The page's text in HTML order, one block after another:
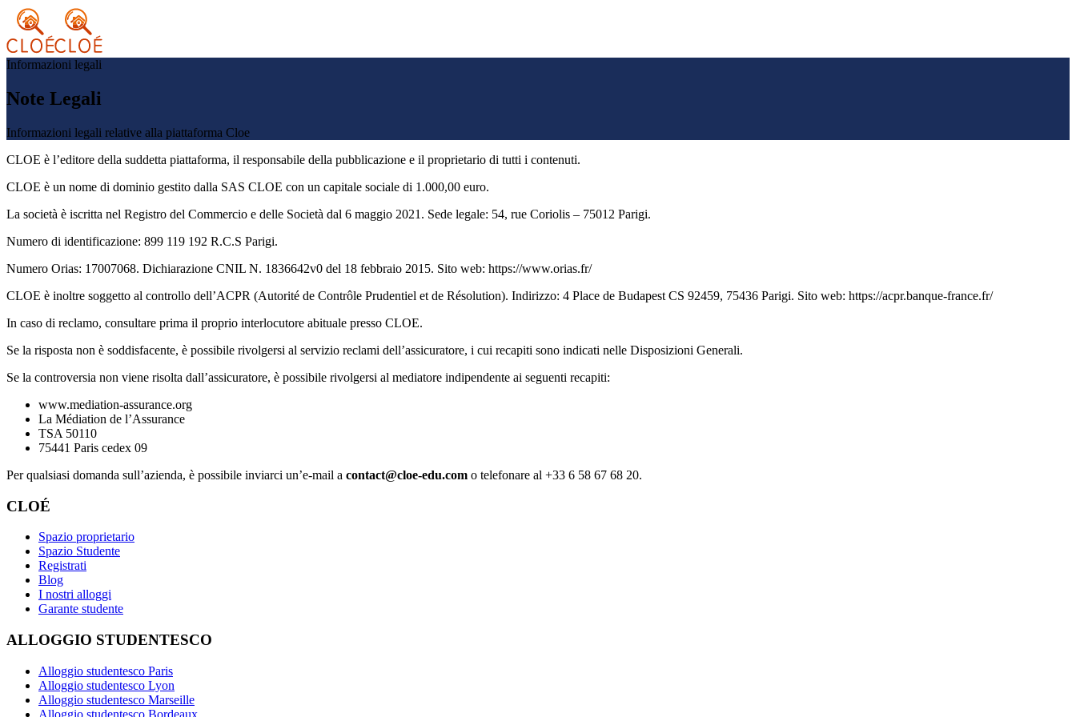
Informazioni legali
Note Legali
Informazioni legali relative alla piattaforma Cloe
CLOE è l’editore della suddetta piattaforma, il responsabile della pubblicazione e il proprietario di tutti i contenuti.
CLOE è un nome di dominio gestito dalla SAS CLOE con un capitale sociale di 1.000,00 euro.
La società è iscritta nel Registro del Commercio e delle Società dal 6 maggio 2021. Sede legale: 54, rue Coriolis – 75012 Parigi.
Numero di identificazione: 899 119 192 R.C.S Parigi.
Numero Orias: 17007068. Dichiarazione CNIL N. 1836642v0 del 18 febbraio 2015. Sito web: https://www.orias.fr/
CLOE è inoltre soggetto al controllo dell’ACPR (Autorité de Contrôle Prudentiel et de Résolution). Indirizzo: 4 Place de Budapest CS 92459, 75436 Parigi. Sito web: https://acpr.banque-france.fr/
In caso di reclamo, consultare prima il proprio interlocutore abituale presso CLOE.
Se la risposta non è soddisfacente, è possibile rivolgersi al servizio reclami dell’assicuratore, i cui recapiti sono indicati nelle Disposizioni Generali.
Se la controversia non viene risolta dall’assicuratore, è possibile rivolgersi al mediatore indipendente ai seguenti recapiti:
www.mediation-assurance.org
La Médiation de l’Assurance
TSA 50110
75441 Paris cedex 09
Per qualsiasi domanda sull’azienda, è possibile inviarci un’e-mail a contact@cloe-edu.com o telefonare al +33 6 58 67 68 20.
CLOÉ
Spazio proprietario
Spazio Studente
Registrati
Blog
I nostri alloggi
Garante studente
ALLOGGIO STUDENTESCO
Alloggio studentesco Paris
Alloggio studentesco Lyon
Alloggio studentesco Marseille
Alloggio studentesco Bordeaux